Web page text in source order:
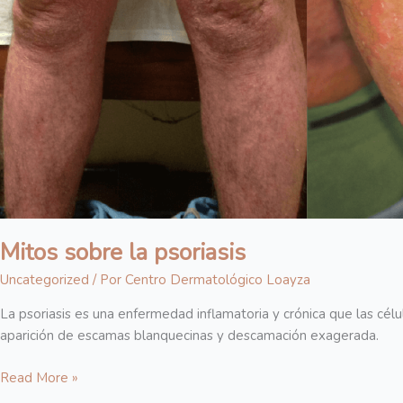
Mitos sobre la psoriasis
Uncategorized / Por Centro Dermatológico Loayza
La psoriasis es una enfermedad inflamatoria y crónica que las
aparición de escamas blanquecinas y descamación exagerada.
Read More »